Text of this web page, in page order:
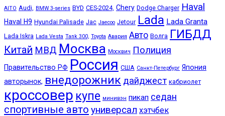
AITO Audi, BMW 3-series BYD CES-2024, Chery Dodge Charger Haval
Haval H9 Hyundai Palisade Jac Jaecoo Jetour Lada Lada Granta
Lada Iskra Lada Vesta Tank 300, Toyota Авария Авто Волга ГИБДД
Китай МВД Москва Москвич Полиция
Правительство РФ Россия США Санкт-Петербург Япония
авторынок, внедорожник дайджест кабриолет
кроссовер купе минивэн пикап седан
спортивные авто универсал хэтчбек